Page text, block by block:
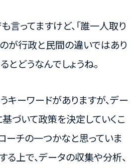
言ってますけど、「誰一人取り
が行政と民間の違いではあり
とどうなんでしょうね。
キーワードがありますが、デー
づいて政策を決定していくこ
ーチの一つかなと思っていま
る上で、データの収集や分析、